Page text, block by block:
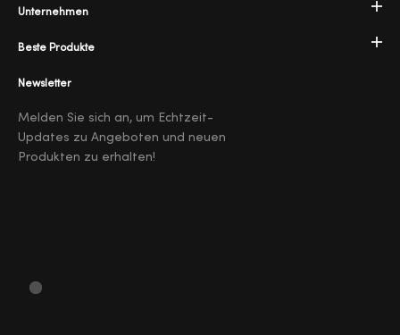
Unternehmen
Beste Produkte
Newsletter
Melden Sie sich an, um Echtzeit-
Updates zu Angeboten und neuen
Produkten zu erhalten!